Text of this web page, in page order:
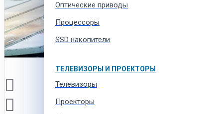
Оптические приводы
Процессоры
SSD накопители
ТЕЛЕВИЗОРЫ И ПРОЕКТОРЫ
Телевизоры
Проекторы